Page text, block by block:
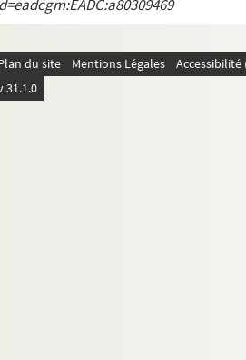
du site Mentions Légales
31.1.0